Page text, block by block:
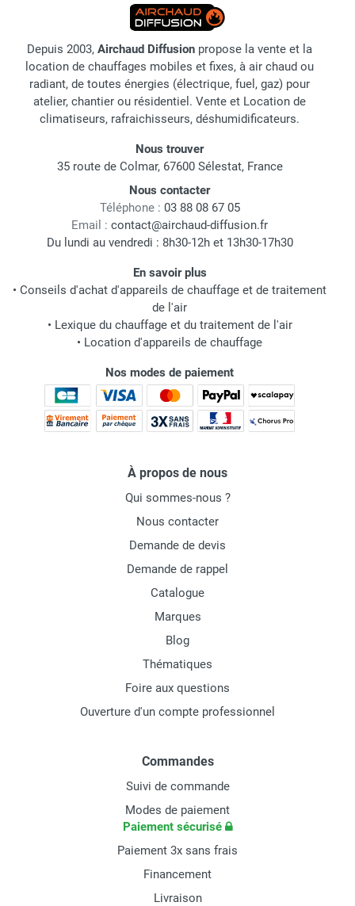
Depuis 2003, Airchaud Diffusion propose la vente et la
location de chauffages mobiles et fixes, à air chaud ou
radiant, de toutes énergies (électrique, fuel, gaz) pour
atelier, chantier ou résidentiel. Vente et Location de
climatiseurs, rafraichisseurs, déshumidificateurs.
Nous trouver
35 route de Colmar, 67600 Sélestat, France
Nous contacter
Téléphone : 03 88 08 67 05
Email : contact@airchaud-diffusion.fr
Du lundi au vendredi : 8h30-12h et 13h30-17h30
En savoir plus
• Conseils d'achat d'appareils de chauffage et de traitement
de l'air
• Lexique du chauffage et du traitement de l'air
• Location d'appareils de chauffage
Nos modes de paiement
À propos de nous
Qui sommes-nous ?
Nous contacter
Demande de devis
Demande de rappel
Catalogue
Marques
Blog
Thématiques
Foire aux questions
Ouverture d'un compte professionnel
Commandes
Suivi de commande
Modes de paiement
Paiement sécurisé
Paiement 3x sans frais
Financement
Livraison